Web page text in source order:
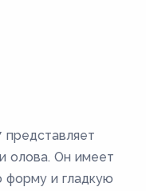
олова. Он имеет
форму и гладкую